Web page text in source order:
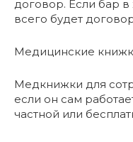
договор. Если бар
всего будет
Медицинские
Медкнижки для
если он сам
частной или